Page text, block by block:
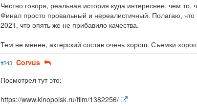
Честно говоря, реальная история куда интереснее, чем то,
Финал просто провальный и нереалистичный. Полагаю, что
2021, что опять же не прибавило качества.
Тем не менее, актерский состав очень хорош. Съемки
#243 Corvus
Посмотрел тут это:
https://www.kinopoisk.ru/film/1382256/